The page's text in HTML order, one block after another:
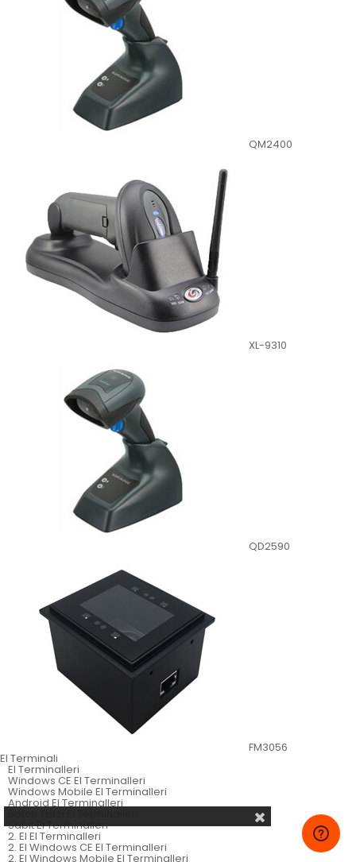
QM2400
XL-9310
QD2590
FM3056
El Terminali
El Terminalleri
Windows CE El Terminalleri
Windows Mobile El Terminalleri
Android El Terminalleri
Sabit El Terminalleri
2. El El Terminalleri
2. El Windows CE El Terminalleri
2. El Windows Mobile El Terminalleri